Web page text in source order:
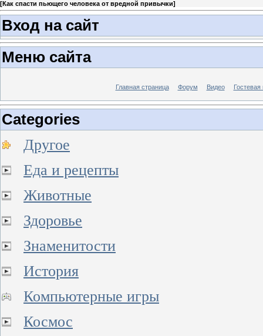
[Как спасти пьющего человека от вредной привычки]
Вход на сайт
Меню сайта
Главная страница Форум Видео Гостевая
Categories
Другое
Еда и рецепты
Животные
Здоровье
Знаменитости
История
Компьютерные игры
Космос